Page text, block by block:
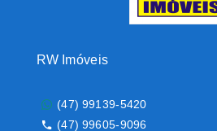
RW Imóveis
(47) 99139-5420
(47) 99605-9096